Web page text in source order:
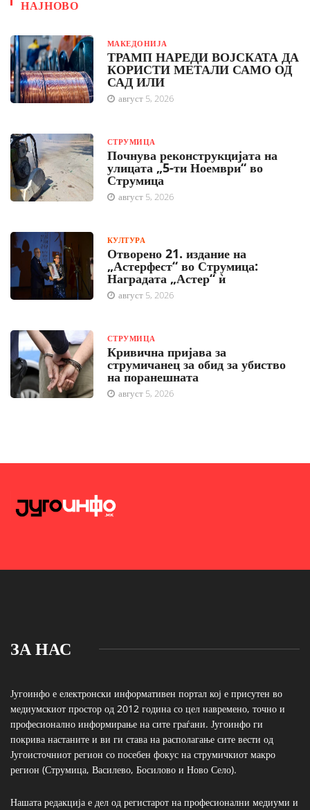
НАЈНОВО
МАКЕДОНИЈА
ТРАМП НАРЕДИ ВОЈСКАТА ДА
КОРИСТИ МЕТАЛИ САМО ОД
САД ИЛИ
август 5, 2026
СТРУМИЦА
Почнува реконструкцијата на
улицата „5-ти Ноември“ во
Струмица
август 5, 2026
КУЛТУРА
Отворено 21. издание на
„Астерфест“ во Струмица:
Наградата „Астер“ ѝ
август 5, 2026
СТРУМИЦА
Кривична пријава за
струмичанец за обид за убиство
на поранешната
август 5, 2026
ЗА НАС
Југоинфо е електронски информативен портал кој е присутен во
медиумскиот простор од 2012 година со цел навремено, точно и
професионално информирање на сите граѓани. Југоинфо ги
покрива настаните и ви ги става на располагање сите вести од
Југоисточниот регион со посебен фокус на струмичкиот макро
регион (Струмица, Василево, Босилово и Ново Село).
Нашата редакција е дел од регистарот на професионални медиуми и